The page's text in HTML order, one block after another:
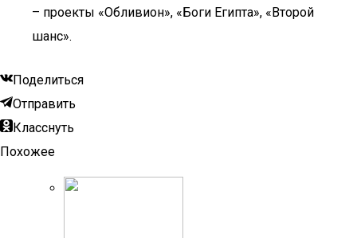
– проекты «Обливион», «Боги Египта», «Второй
шанс».
Поделиться
Отправить
Класснуть
Похожее